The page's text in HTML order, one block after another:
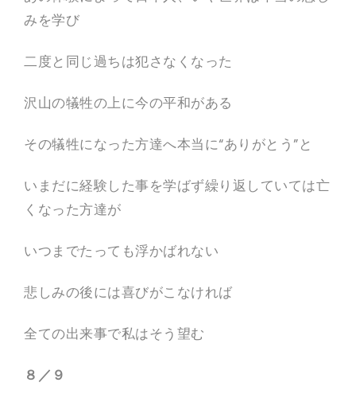
みを学び
二度と同じ過ちは犯さなくなった
沢山の犠牲の上に今の平和がある
その犠牲になった方達へ本当に“ありがとう”と
いまだに経験した事を学ばず繰り返していては亡
くなった方達が
いつまでたっても浮かばれない
悲しみの後には喜びがこなければ
全ての出来事で私はそう望む
８／９